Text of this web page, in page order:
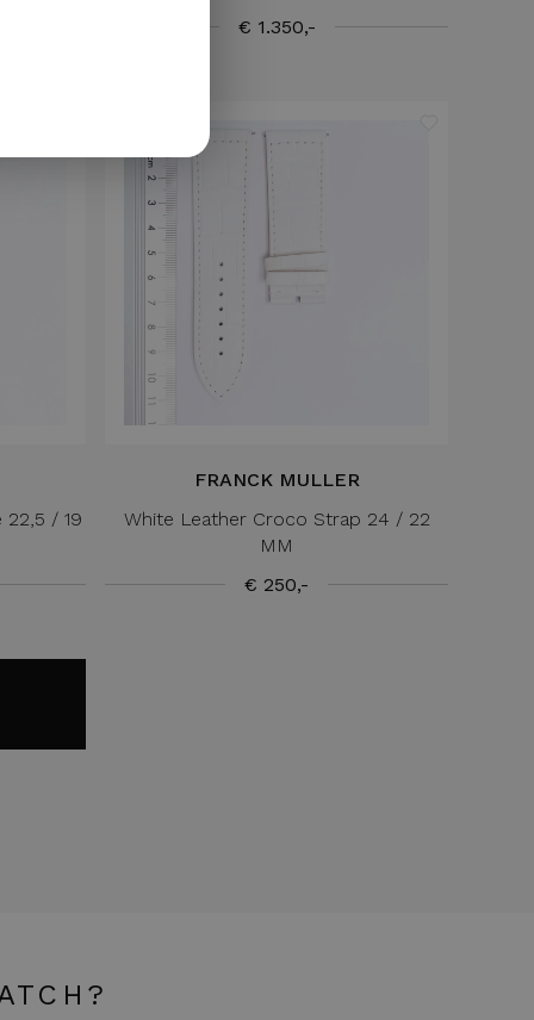
€ 1.350,-
/ 19
FRANCK MULLER
White Leather Croco Strap 24 / 22
MM
€ 250,-